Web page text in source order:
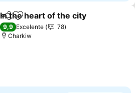
PartilharAdicionar aos favoritos
In the heart of the city
9,9 Excelente
78
Charkiw